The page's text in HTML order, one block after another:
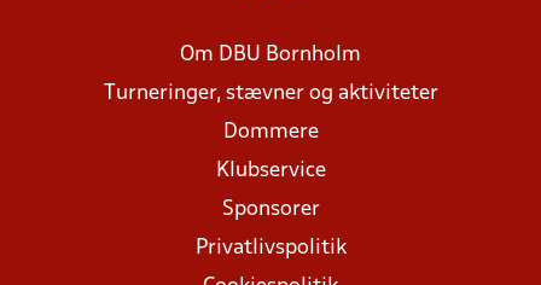
Om DBU Bornholm
Turneringer, stævner og aktiviteter
Dommere
Klubservice
Sponsorer
Privatlivspolitik